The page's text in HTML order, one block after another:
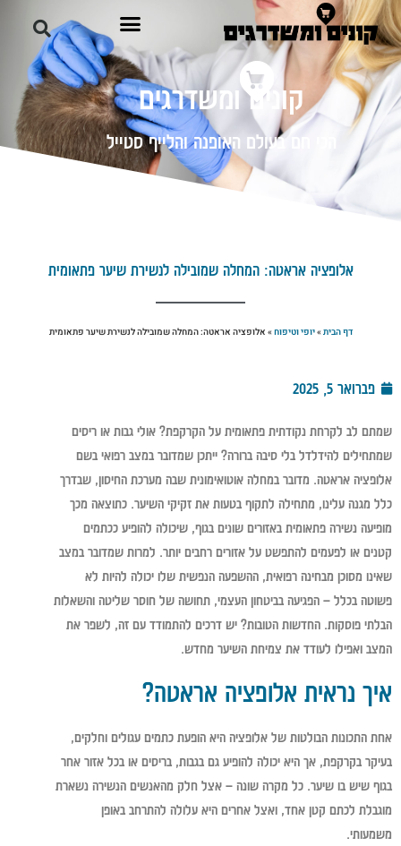
קונים ומשדרגים
הכי חם בעולם האופנה והלייף סטייל
אלופציה אראטה: המחלה שמובילה לנשירת שיער פתאומית
דף הבית»יופי וטיפוח» אלופציה אראטה: המחלה שמובילה לנשירת שיער פתאומית
פברואר 5, 2025
שמתם לב לקרחת נקודתית פתאומית על הקרקפת? אולי גבות או ריסים
שמתחילים להידלדל בלי סיבה ברורה? ייתכן שמדובר במצב רפואי בשם
אלופציה אראטה. מדובר במחלה אוטואימונית שבה מערכת החיסון, שבדרך
כלל מגנה עלינו, מתחילה לתקוף בטעות את זקיקי השיער. כתוצאה מכך
מופיעה נשירה פתאומית באזורים שונים בגוף, שיכולה להופיע ככתמים
קטנים או לפעמים להתפשט על אזורים רחבים יותר. למרות שמדובר במצב
שאינו מסוכן מבחינה רפואית, ההשפעה הנפשית שלו יכולה להיות לא
פשוטה בכלל – הפגיעה בביטחון העצמי, תחושה של חוסר שליטה והשאלות
הבלתי פוסקות. החדשות הטובות? יש דרכים להתמודד עם זה, לשפר את
המצב ואפילו לעודד את צמיחת השיער מחדש.
איך נראית אלופציה אראטה?
אחת התכונות הבולטות של אלופציה היא הופעת כתמים עגולים וחלקים,
בעיקר בקרקפת, אך היא יכולה להופיע גם בגבות, בריסים או בכל אזור אחר
בגוף שיש בו שיער. כל מקרה שונה – אצל חלק מהאנשים הנשירה נשארת
מוגבלת לכתם קטן אחד, ואצל אחרים היא עלולה להתרחב באופן
משמעותי.